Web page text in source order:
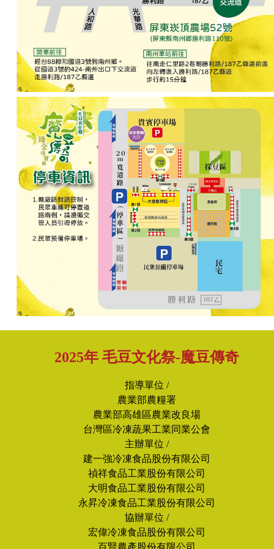
2025年 毛豆文化祭-魔豆傳奇
指導單位 /
農業部農糧署
農業部高雄區農業改良場
台灣區冷凍蔬果工業同業公會
主辦單位 /
建一強冷凍食品股份有限公司
禎祥食品工業股份有限公司
大明食品工業股份有限公司
永昇冷凍食品工業股份有限公司
協辦單位 /
宏偉冷凍食品股份有限公司
百賢農產股份有限公司